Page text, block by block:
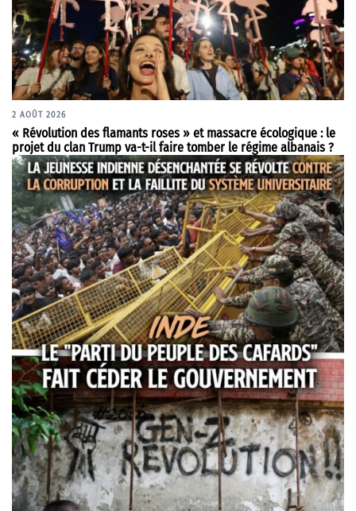
2 AOÛT 2026
« Révolution des flamants roses » et massacre écologique : le
projet du clan Trump va-t-il faire tomber le régime albanais ?